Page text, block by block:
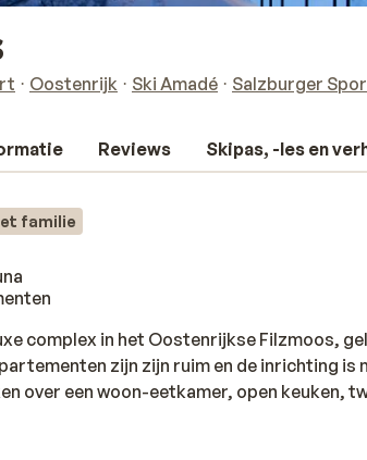
Oostenrijk Ski Amadé Salzburger
Reviews Skipas, -les en
familie
complex in het Oostenrijkse Filzmoos,
zijn zijn ruim en de inrichting is
over een woon-eetkamer, open keuken,
de appartementen over een